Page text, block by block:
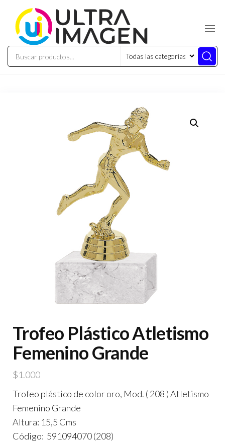
Trofeo Plástico Atletismo
Femenino Grande
$1.000
Trofeo plástico de color oro, Mod. ( 208 ) Atletismo
Femenino Grande
Altura: 15,5 Cms
Código: 591094070 (208)